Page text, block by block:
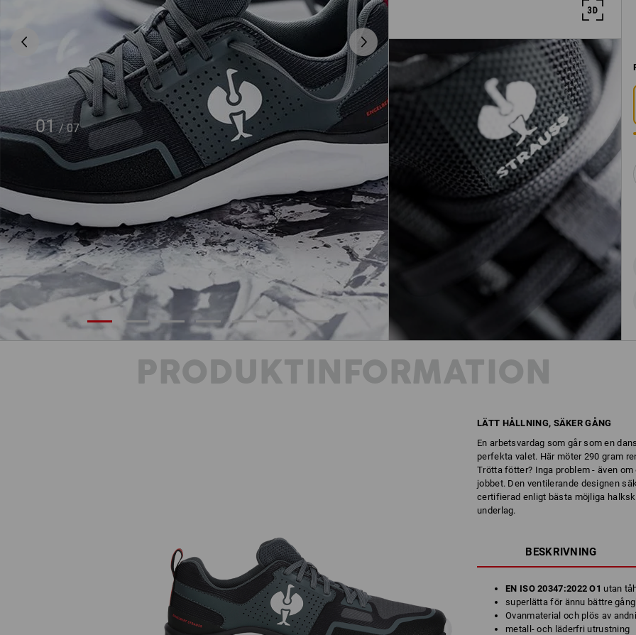
01 / 07
PRODUKTINFORMATION
LÄTT HÅLLNING, SÄKER GÅNG
En arbetsvardag som går som en
perfekta valet. Här möter 290 gram
Trötta fötter? Inga problem - även
jobbet. Den ventilerande designen
certifierad enligt bästa möjliga
underlag.
BESKRIVNING
EN ISO 20347:2022 O1 utan
superlätta för ännu bättre
Ovanmaterial och plös av
metall- och läderfri utrustning